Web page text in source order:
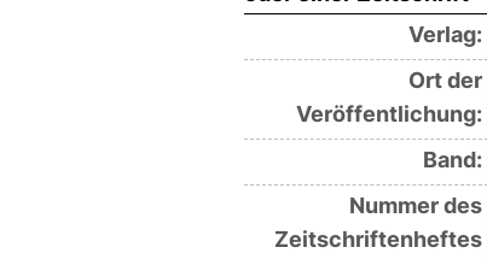
Verlag:
Ort der
Veröffentlichung:
Band:
Nummer des
Zeitschriftenheftes